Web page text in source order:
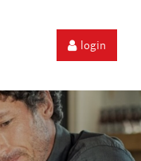
login